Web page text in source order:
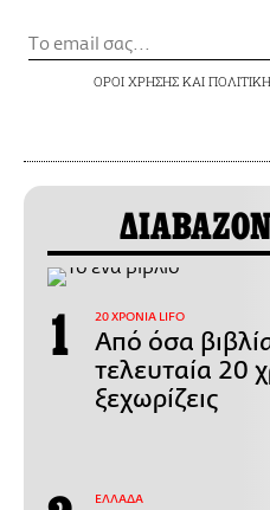
ΟΡΟΙ ΧΡΗΣΗΣΚΑΙ
20 ΧΡΟΝΙΑ LIFO
Από όσα
τελευταία 20
ξεχωρίζεις
ΕΛΛΑΔΑ